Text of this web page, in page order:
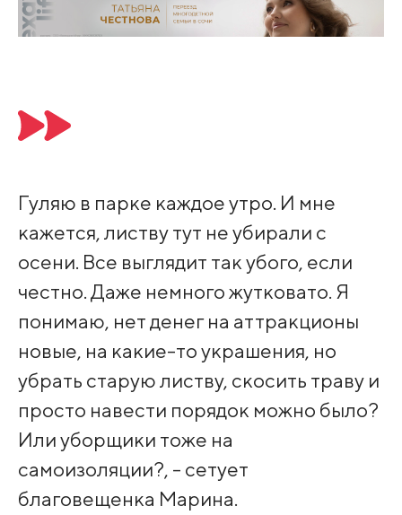
Гуляю в парке каждое утро. И мне
кажется, листву тут не убирали с
осени. Все выглядит так убого, если
честно. Даже немного жутковато. Я
понимаю, нет денег на аттракционы
новые, на какие-то украшения, но
убрать старую листву, скосить траву и
просто навести порядок можно было?
Или уборщики тоже на
самоизоляции?, - сетует
благовещенка Марина.